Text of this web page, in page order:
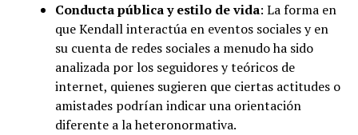
Conducta pública y estilo de vida: La forma en
que Kendall interactúa en eventos sociales y en
su cuenta de redes sociales a menudo ha sido
analizada por los seguidores y teóricos de
internet, quienes sugieren que ciertas actitudes o
amistades podrían indicar una orientación
diferente a la heteronormativa.